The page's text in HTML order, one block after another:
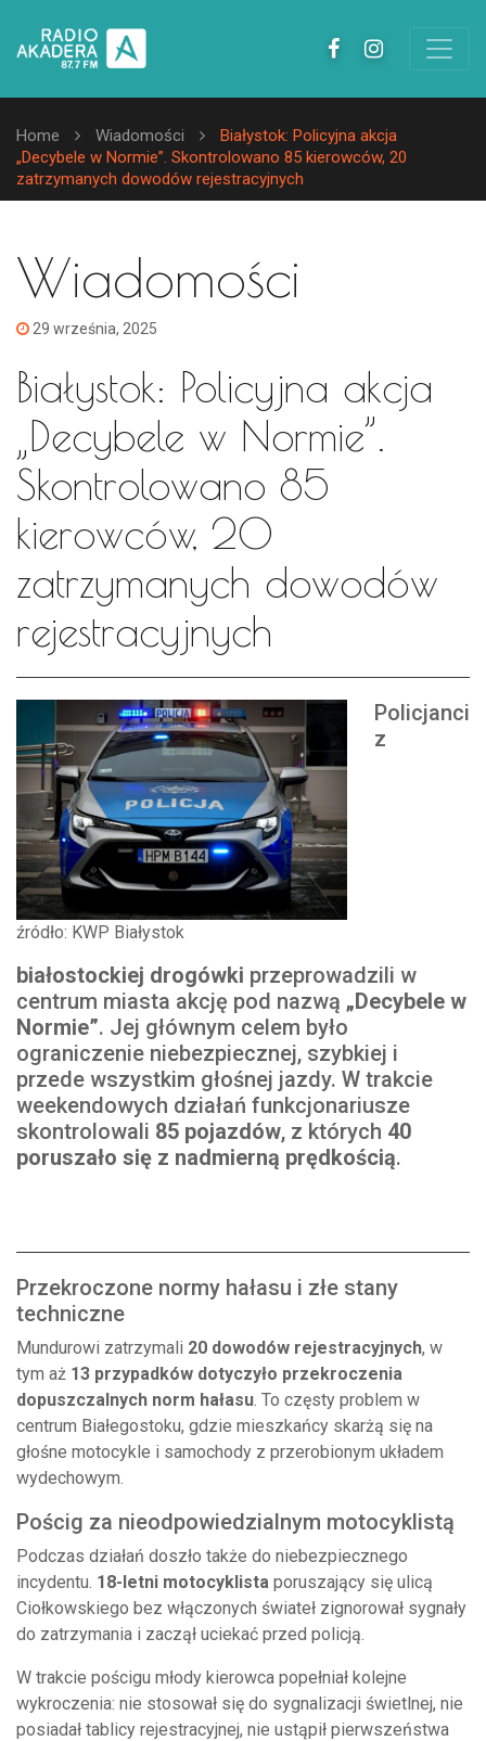
Home Wiadomości
Białystok: Policyjna akcja
„Decybele w Normie”. Skontrolowano 85 kierowców, 20
zatrzymanych dowodów rejestracyjnych
Wiadomości
29 września, 2025
Białystok: Policyjna akcja
„Decybele w Normie”.
Skontrolowano 85
kierowców, 20
zatrzymanych dowodów
rejestracyjnych
źródło: KWP Białystok
Policjanci
z
białostockiej drogówki przeprowadzili w
centrum miasta akcję pod nazwą „Decybele w
Normie”. Jej głównym celem było
ograniczenie niebezpiecznej, szybkiej i
przede wszystkim głośnej jazdy. W trakcie
weekendowych działań funkcjonariusze
skontrolowali 85 pojazdów, z których 40
poruszało się z nadmierną prędkością.
Przekroczone normy hałasu i złe stany
techniczne
Mundurowi zatrzymali 20 dowodów rejestracyjnych, w
tym aż 13 przypadków dotyczyło przekroczenia
dopuszczalnych norm hałasu. To częsty problem w
centrum Białegostoku, gdzie mieszkańcy skarżą się na
głośne motocykle i samochody z przerobionym układem
wydechowym.
Pościg za nieodpowiedzialnym motocyklistą
Podczas działań doszło także do niebezpiecznego
incydentu. 18-letni motocyklista poruszający się ulicą
Ciołkowskiego bez włączonych świateł zignorował sygnały
do zatrzymania i zaczął uciekać przed policją.
W trakcie pościgu młody kierowca popełniał kolejne
wykroczenia: nie stosował się do sygnalizacji świetlnej, nie
posiadał tablicy rejestracyjnej, nie ustąpił pierwszeństwa